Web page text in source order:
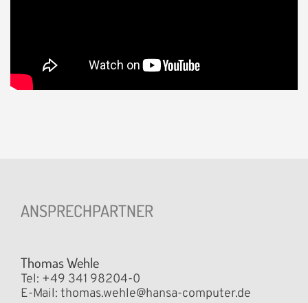
ANSPRECHPARTNER
Thomas Wehle
Tel: +49 341 98204-0
E-Mail: thomas.wehle@hansa-computer.de